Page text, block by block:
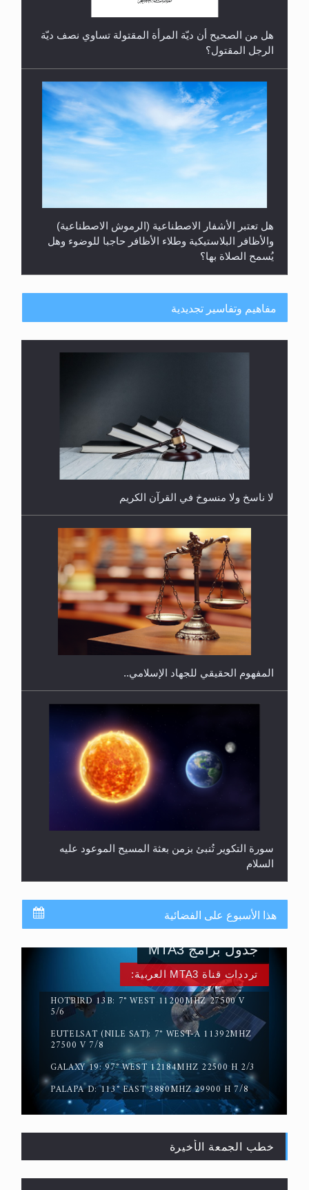
هل من الصحيح أن ديّة المرأة المقتولة تساوي نصف ديّة
الرجل المقتول؟
هل تعتبر الأشفار الاصطناعية (الرموش الاصطناعية)
والأظافر البلاستيكية وطلاء الأظافر حاجبا للوضوء وهل
يُسمح الصلاة بها؟
هل يُحسب حول الزكاة وفق السنة الميلادية أو الهجرية؟
هل يجوز فتح مشروع كوافير نسائي للمحجبات وغير
المحجبات؟
مفاهيم وتفاسير تجديدية
لا ناسخ ولا منسوخ في القرآن الكريم
المفهوم الحقيقي للجهاد الإسلامي..
سورة التكوير تُنبئ بزمن بعثة المسيح الموعود عليه
السلام
حقيقة المسيح الدجال
هذا الأسبوع على الفضائية
ترددات قناة MTA3 العربية:
HOTBIRD 13B: 7° WEST 11200MHZ 27500 V
5/6
EUTELSAT (NILE SAT): 7° WEST-A 11392MHZ
27500 V 7/8
GALAXY 19: 97° WEST 12184MHZ 22500 H 2/3
PALAPA D: 113° EAST 3880MHZ 29900 H 7/8
جدول برامج MTA3
خطب الجمعة الأخيرة